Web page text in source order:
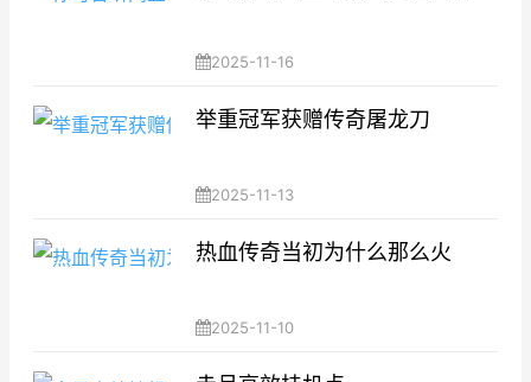
2025-11-16
举重冠军获赠传奇屠龙刀
2025-11-13
热血传奇当初为什么那么火
2025-11-10